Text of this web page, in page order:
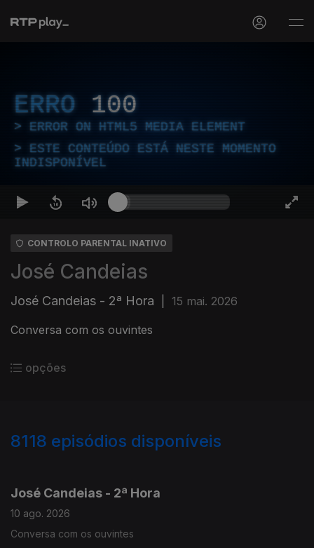
ERRO 100
ERROR ON HTML5 MEDIA ELEMENT
ESTE CONTEÚDO ESTÁ NESTE MOMENTO
INDISPONÍVEL
CONTROLO PARENTAL INATIVO
José Candeias
José Candeias - 2ª Hora 15 mai. 2026
Conversa com os ouvintes
opções
8118 episódios disponíveis
José Candeias - 2ª Hora
10 ago. 2026
Conversa com os ouvintes